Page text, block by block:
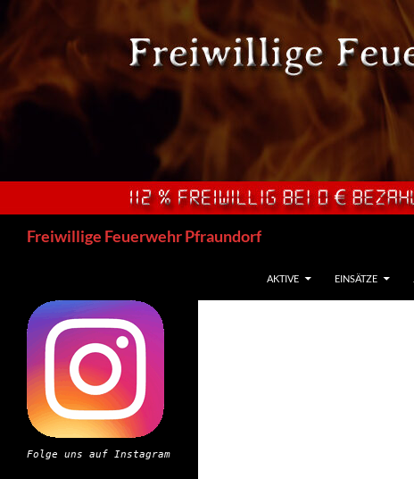
springen
Freiwillige Feuerwehr Pfraundorf
AKTIVE EINSÄTZE
Folge uns auf Instagram